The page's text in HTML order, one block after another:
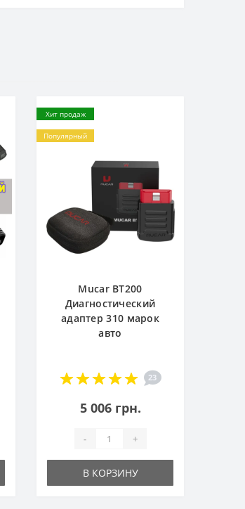
Хит продаж
Популярный
Mucar BT200
Диагностический
адаптер 310 марок
авто
23
5 006 грн.
- +
В КОРЗИНУ